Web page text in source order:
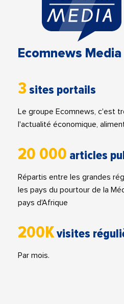
Ecomnews Media
3 sites portails
Le groupe Ecomnews, c'est
l'actualité économique,
20 000 articles
Répartis entre les grandes
les pays du pourtour de la
pays d'Afrique
200Kvisites
Par mois.